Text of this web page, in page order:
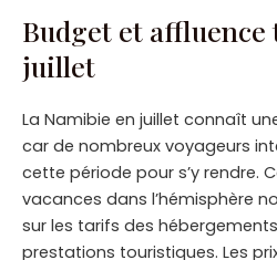
Budget et
juillet
La Namibie en juillet connaît
car de nombreux voyageurs
cette période pour s’y rendre.
vacances dans l’hémisphère
sur les tarifs des
prestations touristiques. Les